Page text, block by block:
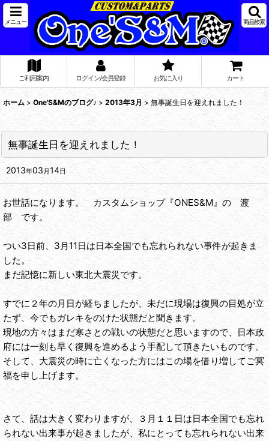
メニュー 商品検索
ご利用案内 ログイン/会員登録 お気に入り カート
ホーム > One'S&Mのブログ♪ > 2013年3月 > 無事誕生日を迎えれました！
無事誕生日を迎えれました！
2013年03月14日
お世話になります。 カスタムショップ『ONES&M』の 渡
部 です。
つい3日前、3月11日は日本全国でも忘れられない事件が起きま
した。
まだ記憶に新しい東北大震災です。
すでに２年の月日が経ちましたが、未だに現場は復興の目処が立
たず、今でもガレキをのけた状態だと聞きます。
現地の方々はまだ寒さとの戦いの状態だと思いますので、日本政
府には一刻も早く復興を進めるよう手配して頂きたいものです。
そして、大震災の時に亡くなった方にはこの場を借り増してご冥
福を申し上げます。
さて、話は大きく変わりますが、３月１１日は日本全国でも忘れ
られない出来事が起きましたが、私にとっても忘れられない出来